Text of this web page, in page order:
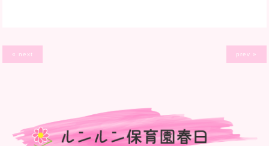
« next prev »